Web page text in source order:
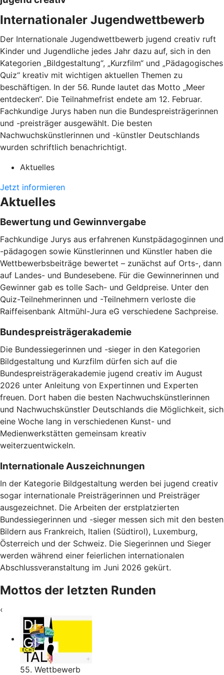
Internationaler Jugendwettbewerb
Der Internationale Jugendwettbewerb jugend creativ ruft
Kinder und Jugendliche jedes Jahr dazu auf, sich in den
Kategorien „Bildgestaltung“, „Kurzfilm“ und „Pädagogisches
Quiz“ kreativ mit wichtigen aktuellen Themen zu
beschäftigen. In der 56. Runde lautet das Motto „Meer
entdecken“. Die Teilnahmefrist endete am 12. Februar.
Fachkundige Jurys haben nun die Bundespreisträgerinnen
und -preisträger ausgewählt. Die besten
Nachwuchskünstlerinnen und -künstler Deutschlands
wurden schriftlich benachrichtigt.
Aktuelles
Jetzt informieren
Aktuelles
Bewertung und Gewinnvergabe
Fachkundige Jurys aus erfahrenen Kunstpädagoginnen und
-pädagogen sowie Künstlerinnen und Künstler haben die
Wettbewerbsbeiträge bewertet – zunächst auf Orts-, dann
auf Landes- und Bundesebene. Für die Gewinnerinnen und
Gewinner gab es tolle Sach- und Geldpreise. Unter den
Quiz-Teilnehmerinnen und -Teilnehmern verloste die
Raiffeisenbank Altmühl-Jura eG verschiedene Sachpreise.
Bundespreisträgerakademie
Die Bundessiegerinnen und -sieger in den Kategorien
Bildgestaltung und Kurzfilm dürfen sich auf die
Bundespreisträgerakademie jugend creativ im August
2026 unter Anleitung von Expertinnen und Experten
freuen. Dort haben die besten Nachwuchskünstlerinnen
und Nachwuchskünstler Deutschlands die Möglichkeit, sich
eine Woche lang in verschiedenen Kunst- und
Medienwerkstätten gemeinsam kreativ
weiterzuentwickeln.
Internationale Auszeichnungen
In der Kategorie Bildgestaltung werden bei jugend creativ
sogar internationale Preisträgerinnen und Preisträger
ausgezeichnet. Die Arbeiten der erstplatzierten
Bundessiegerinnen und -sieger messen sich mit den besten
Bildern aus Frankreich, Italien (Südtirol), Luxemburg,
Österreich und der Schweiz. Die Siegerinnen und Sieger
werden während einer feierlichen internationalen
Abschlussveranstaltung im Juni 2026 gekürt.
Mottos der letzten Runden
‹
55. Wettbewerb